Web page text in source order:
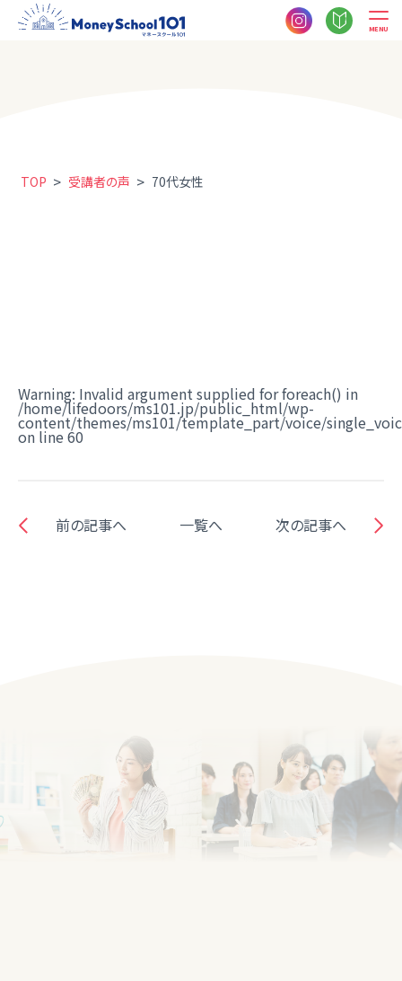
MENU
TOP > 受講者の声 > 70代女性
Warning: Invalid argument supplied for foreach() in
/home/lifedoors/ms101.jp/public_html/wp-
content/themes/ms101/template_part/voice/
on line 60
前の記事へ 一覧へ 次の記事へ